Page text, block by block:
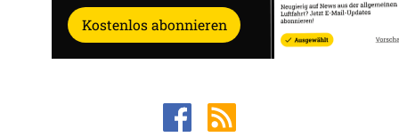
Kostenlos abonnieren